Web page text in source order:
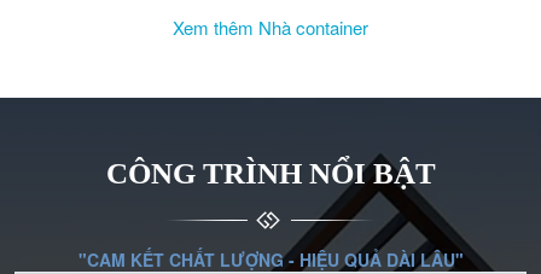
Xem thêm Nhà container
CÔNG TRÌNH NỔI BẬT
"CAM KẾT CHẤT LƯỢNG - HIỆU QUẢ DÀI LÂU"